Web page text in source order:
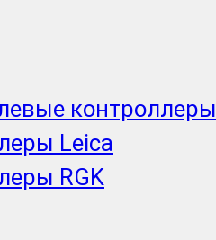
контроллеры
Leica
RGK